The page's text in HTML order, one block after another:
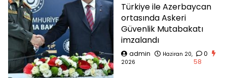
Türkiye ile Azerbaycan
ortasında Askeri
Güvenlik Mutabakatı
imzalandı
admin
Haziran 20,
2026
0
58